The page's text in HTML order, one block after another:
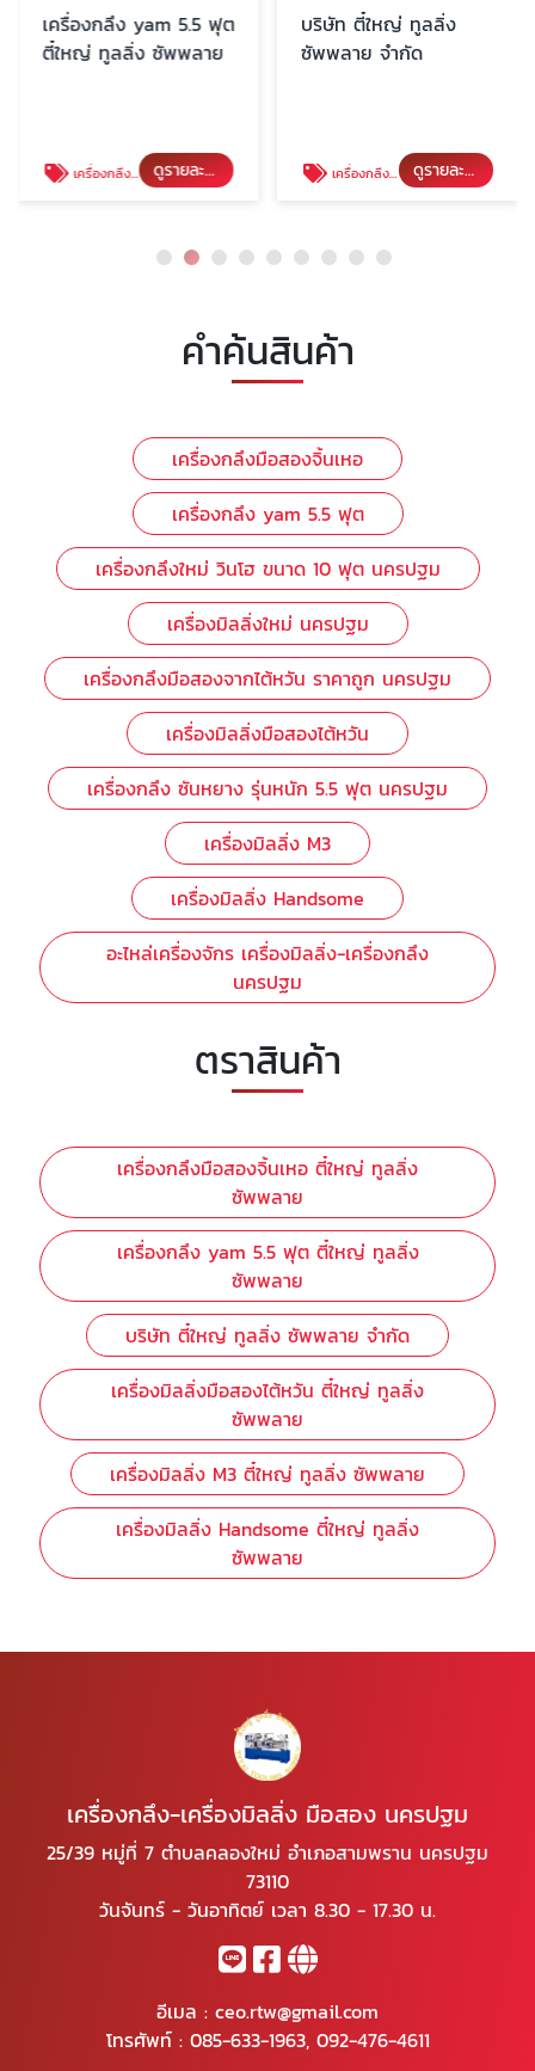
เครื่องกลึง yam 5.5 ฟุต
ตี๋ใหญ่ ทูลลิ่ง ซัพพลาย
เครื่องกลึง yam 5.5 ฟุต ดูรายละเอียด
บริษัท ตี๋ใหญ่ ทูลลิ่ง
ซัพพลาย จำกัด
เครื่องกลึงใหม่ วินโฮ ขนาด 10 ฟุต นครปฐม ดูรายละเอียด
คำค้นสินค้า
เครื่องกลึงมือสองจิ้นเหอ
เครื่องกลึง yam 5.5 ฟุต
เครื่องกลึงใหม่ วินโฮ ขนาด 10 ฟุต นครปฐม
เครื่องมิลลิ่งใหม่ นครปฐม
เครื่องกลึงมือสองจากไต้หวัน ราคาถูก นครปฐม
เครื่องมิลลิ่งมือสองไต้หวัน
เครื่องกลึง ซันหยาง รุ่นหนัก 5.5 ฟุต นครปฐม
เครื่องมิลลิ่ง M3
เครื่องมิลลิ่ง Handsome
อะไหล่เครื่องจักร เครื่องมิลลิ่ง-เครื่องกลึง
นครปฐม
ตราสินค้า
เครื่องกลึงมือสองจิ้นเหอ ตี๋ใหญ่ ทูลลิ่ง
ซัพพลาย
เครื่องกลึง yam 5.5 ฟุต ตี๋ใหญ่ ทูลลิ่ง
ซัพพลาย
บริษัท ตี๋ใหญ่ ทูลลิ่ง ซัพพลาย จำกัด
เครื่องมิลลิ่งมือสองไต้หวัน ตี๋ใหญ่ ทูลลิ่ง
ซัพพลาย
เครื่องมิลลิ่ง M3 ตี๋ใหญ่ ทูลลิ่ง ซัพพลาย
เครื่องมิลลิ่ง Handsome ตี๋ใหญ่ ทูลลิ่ง
ซัพพลาย
เครื่องกลึง-เครื่องมิลลิ่ง มือสอง นครปฐม
25/39 หมู่ที่ 7 ตำบลคลองใหม่ อำเภอสามพราน นครปฐม
73110
วันจันทร์ - วันอาทิตย์ เวลา 8.30 - 17.30 น.
อีเมล : ceo.rtw@gmail.com
โทรศัพท์ : 085-633-1963, 092-476-4611